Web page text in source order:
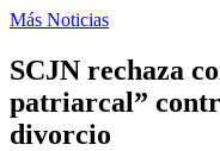
Más Noticias
SCJN rechaza
patriarcal”
divorcio